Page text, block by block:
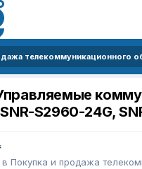
S2960-24G,
в Покупка и продажа